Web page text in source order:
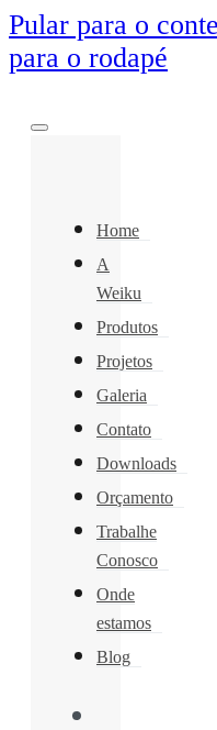
Pular para o
para o rodapé
Home
A
Weiku
Produtos
Projetos
Galeria
Contato
Downloads
Orçamento
Trabalhe
Conosco
Onde
estamos
Blog